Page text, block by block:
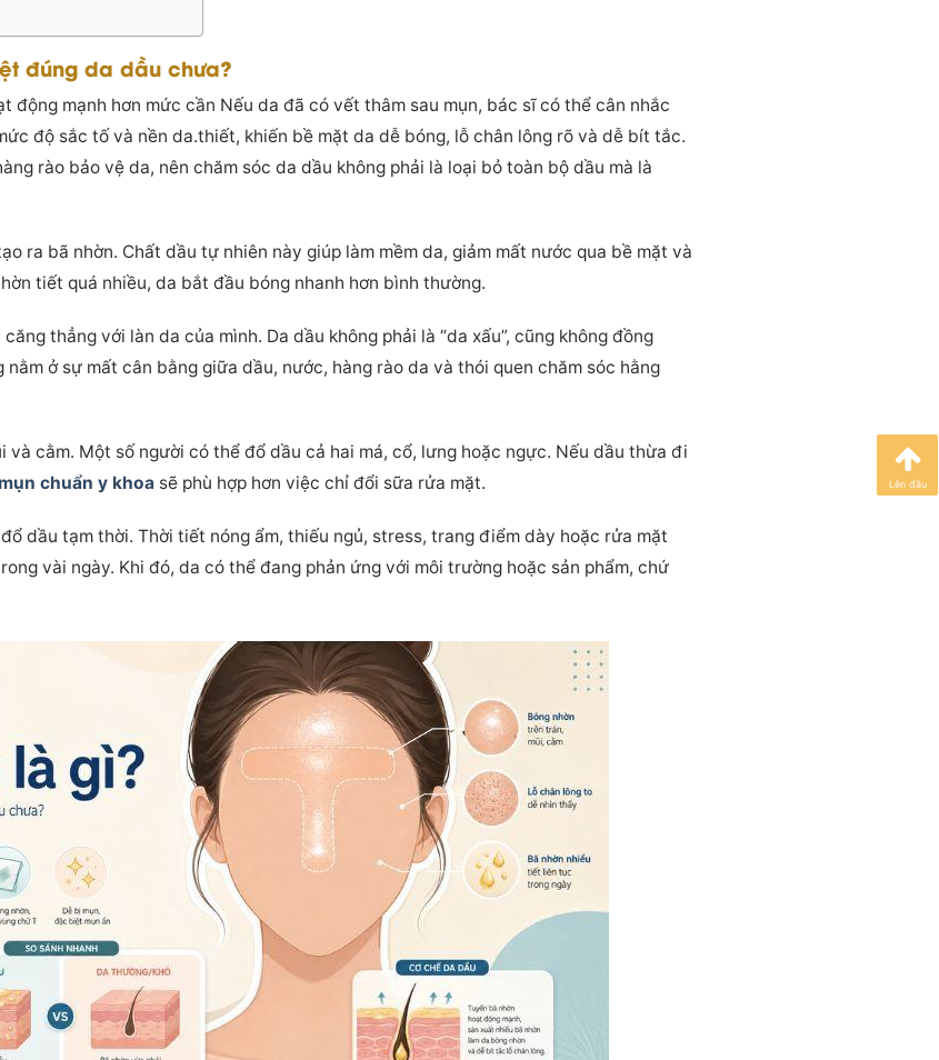
đúng da dầu chưa?
động mạnh hơn mức cần Nếu da đã có vết thâm sau mụn, bác sĩ có thể cân nhắc
độ sắc tố và nền da.thiết, khiến bề mặt da dễ bóng, lỗ chân lông rõ và dễ bít tắc.
rào bảo vệ da, nên chăm sóc da dầu không phải là loại bỏ toàn bộ dầu mà là
ra bã nhờn. Chất dầu tự nhiên này giúp làm mềm da, giảm mất nước qua bề mặt và
tiết quá nhiều, da bắt đầu bóng nhanh hơn bình thường.
thẳng với làn da của mình. Da dầu không phải là “da xấu”, cũng không đồng
ở sự mất cân bằng giữa dầu, nước, hàng rào da và thói quen chăm sóc hằng
và cằm. Một số người có thể đổ dầu cả hai má, cổ, lưng hoặc ngực. Nếu dầu thừa đi
chuẩn y khoa sẽ phù hợp hơn việc chỉ đổi sữa rửa mặt.
dầu tạm thời. Thời tiết nóng ẩm, thiếu ngủ, stress, trang điểm dày hoặc rửa mặt
vài ngày. Khi đó, da có thể đang phản ứng với môi trường hoặc sản phẩm, chứ
Lên đầu